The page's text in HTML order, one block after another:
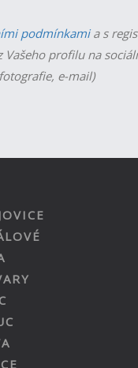
podmínkamia s
profilu na
e-mail)